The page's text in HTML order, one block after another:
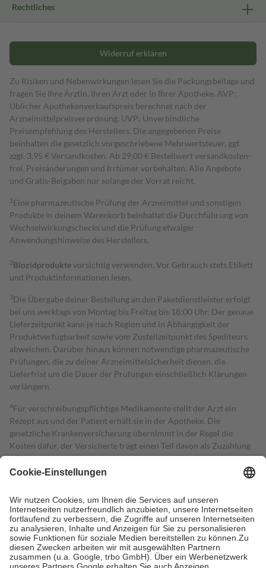
Rechtliches
Widerruf erklären
Zu Risiken und Nebenwirkungen lesen Sie die Packungsbeilage und
fragen Sie Ihre Ärztin, Ihren Arzt oder in Ihrer Apotheke. AVP:
Üblicher Apothekenverkaufspreis berechnet nach der
Arzneimittelpreisverordnung. UVP: Unverbindliche
Preisempfehlung des Herstellers. Die angegebenen Preise
beinhalten die gesetzlich vorgeschriebene Mehrwertsteuer, ggf.
zzgl. 3,95 € Versandkosten. Ab 29,00 € Bestell­wert versand­kosten­
frei. Preisänderungen und Irrtümer vorbehalten. Alle Angebote
und Gratis-Beigaben nur solange der Vorrat reicht.
1 Eine pharmazeutische Prüfung der Arzneimittel und sonstigen
Produkte in deinem Warenkorb beinhaltet die Durchführung von
Wechselwirkungschecks und die Prüfung etwaiger
Anwendungshinweise des Herstellers.
2Biozidproduktevorsichtig verwenden. Vor Gebrauch stets Etikett
und Produktinformationen lesen.
3Die Übergabe deiner Bestellung an den Paketdienstleister erfolgt
bei uns werktags von Montag bis Freitag bis 18:00 Uhr. Der genaue
Lieferzeitpunkt kann je nach Region und in Abhängigkeit der
Produktverfügbarkeit sowie vom Zustellzeitpunkt des Spediteurs
abweichen. Darüber hinaus können notwendige pharmazeutische
Prüfungen, die zu deiner Arzneimittelsicherheit dienen, die
Lieferfrist um die Dauer der Prüfungen einschließlich Klärungen
verlängern.
4Für verschreibungspflichtige Medikamente stellt der Arzt ein
Rezept aus und der Patient erhält sie in der Apotheke. Die
gesetzliche Krankenversicherung übernimmt in der Regel die
Kosten dafür, der Versicherte trägt einen Teil davon als Zuzahlung
mit.
Grundsätzlich leisten Mitglieder Zuzahlungen in Höhe von zehn
höchstens zehn Euro.
Es sind jedoch nie mehr als die tatsächlichen
Kosten der Leistung zu entrichten.
Diese Regeln gelten grundsätzlich auch für Online-Apotheken.
Bei Heilmitteln und häuslicher Krankenpflege beträgt die
Zuzahlung zehn Prozent der Kosten sowie zehn Euro je
Verordnung.